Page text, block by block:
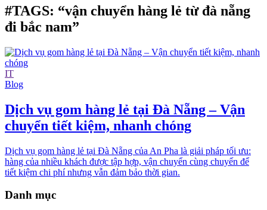
#TAGS: “vận chuyển hàng lẻ từ đà nẵng
đi bắc nam”
IT
Blog
Dịch vụ gom hàng lẻ tại Đà Nẵng – Vận
chuyển tiết kiệm, nhanh chóng
Dịch vụ gom hàng lẻ tại Đà Nẵng của An Pha là giải pháp tối ưu:
hàng của nhiều khách được tập hợp, vận chuyển cùng chuyến để
tiết kiệm chi phí nhưng vẫn đảm bảo thời gian.
Danh mục